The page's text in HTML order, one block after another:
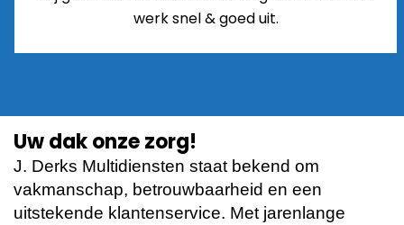
werk snel & goed uit.
Uw dak onze zorg!
J. Derks Multidiensten staat bekend om
vakmanschap, betrouwbaarheid en een
uitstekende klantenservice. Met jarenlange